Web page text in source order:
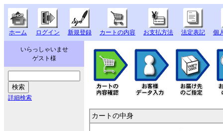
ホーム ログイン 新規登録 カートの内容 お支払方法 法定表記 個
いらっしゃいませ
ゲスト様
詳細検索
カートの中身